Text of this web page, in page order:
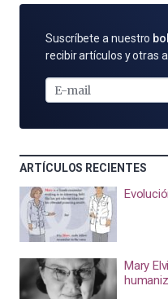
SUSCRÍBETE
POR
MAIL
Suscríbete a nuestro
recibir artículos y otras
ARTÍCULOS RECIENTES
Mary